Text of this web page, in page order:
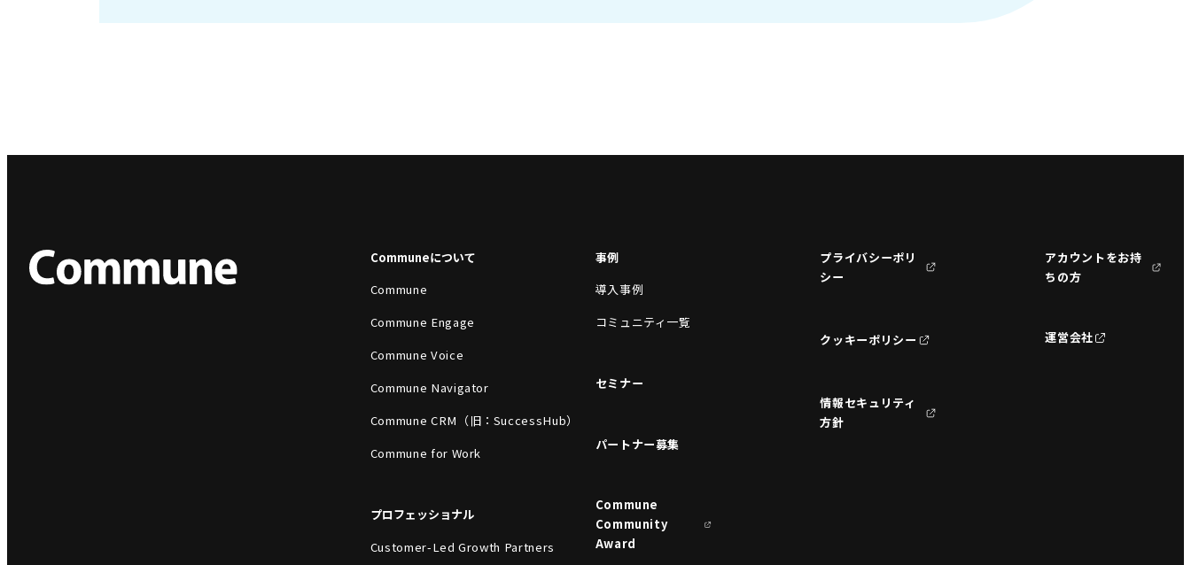
Communeについて
Commune
Commune Engage
Commune Voice
Commune Navigator
Commune CRM（旧：SuccessHub）
Commune for Work
プロフェッショナル
Customer-Led Growth Partners
事例
導入事例
コミュニティ一覧
セミナー
パートナー募集
Commune
Community
Award
プライバシーポリ
シー
クッキーポリシー
情報セキュリティ
方針
アカウントをお持
ちの方
運営会社